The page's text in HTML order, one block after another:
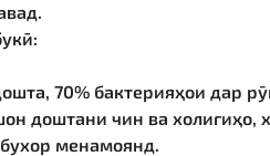
70% бактерияҳои дар
доштани чин ва холигиҳо,
менамоянд.